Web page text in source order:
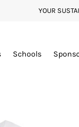
YOUR
Schools